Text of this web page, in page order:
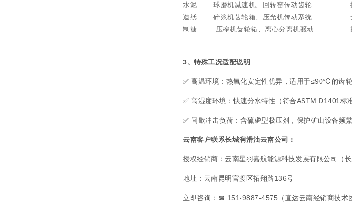
水泥
球磨机减速机、回转窑传动齿轮
造纸
碎浆机齿轮箱、压光机传动系统
制糖
压榨机齿轮箱、离心分离机驱动
3、特殊工况适配说明
✅ 高温环境：热氧化安定性优异，适用于≤90℃的齿轮
✅ 高湿度环境：快速分水特性（符合ASTM D1401标
✅ 间歇冲击负荷：含硫磷型极压剂，保护矿山设备频
云南客户联系长城润滑油云南公司：
授权经销商：云南星羽嘉航能源科技发展有限公司（长
地址：云南昆明官渡区拓翔路136号
立即咨询：☎ 151-9887-4575（直达云南经销商技术